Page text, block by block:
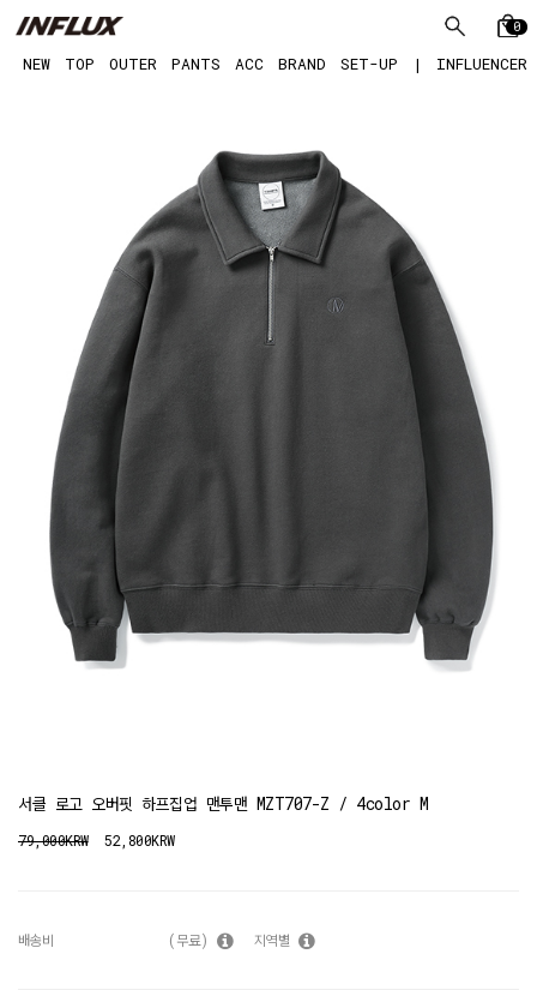
0
NEW TOP OUTER PANTS ACC BRAND SET-UP | INFLUENCER
서클 로고 오버핏 하프집업 맨투맨 MZT707-Z / 4color M
79,000KRW 52,800KRW
배송비 (무료) 지역별